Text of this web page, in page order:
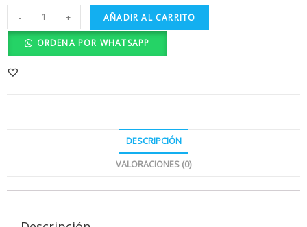
- + AÑADIR AL CARRITO
ORDENA POR WHATSAPP
DESCRIPCIÓN
VALORACIONES (0)